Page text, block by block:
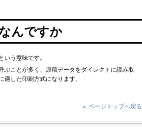
んですか
う意味です。
ぶことが多く、原稿データをダイレクトに読み取
した印刷方式になります。
ページトップへ戻る